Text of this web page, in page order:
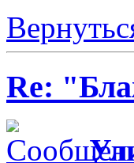
Re: